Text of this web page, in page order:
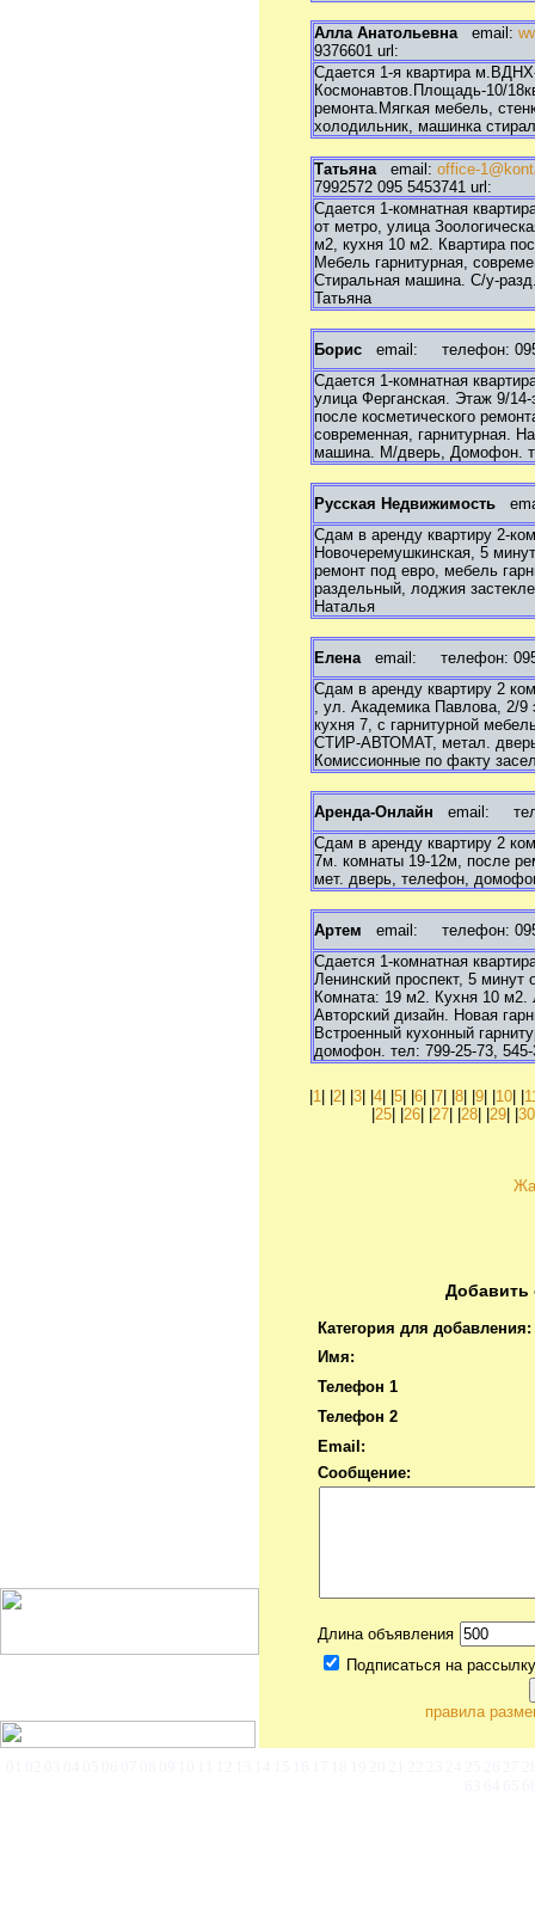
Алла Анатольевнаemail:
9376601 url:
Сдается 1-я квартира
Космонавтов.Площадь-10/
ремонта.Мягкая мебель,
холодильник, машинка
Татьянаemail: office-
7992572 095 5453741 url:
Сдается 1-комнатная
от метро, улица
м2, кухня 10 м2. Квартира
Мебель гарнитурная,
Стиральная машина. С/у-
Татьяна
Борис email:
телефон: 095
Сдается 1-комнатная
улица Ферганская. Этаж 9/
после косметического
современная, гарнитурная.
машина. М/дверь, Домофон.
Русская Недвижимость
Сдам в аренду квартиру 2-
Новочеремушкинская, 5
ремонт под евро, мебель
раздельный, лоджия
Наталья
Еленаemail:
телефон:
Сдам в аренду квартиру 2
, ул. Академика Павлова, 2/9
кухня 7, с гарнитурной
СТИР-АВТОМАТ, метал.
Комиссионные по факту
Аренда-Онлайн email:
Сдам в аренду квартиру 2
7м. комнаты 19-12м, после
мет. дверь, телефон,
Артем email:
телефон: 095
Сдается 1-комнатная
Ленинский проспект, 5
Комната: 19 м2. Кухня 10
Авторский дизайн. Новая
Встроенный кухонный
домофон. тел: 799-25-73,
1 | |2 | |3 | |4 | |5 | |6 | |7 | |8 | |9 10
|25 | |26 | |27 | |28 | |29 | |30
Добавить
Категория для добавления:
Имя:
Телефон 1
Телефон 2
Email:
Сообщение:
Длина объявления
Подписаться на
правила